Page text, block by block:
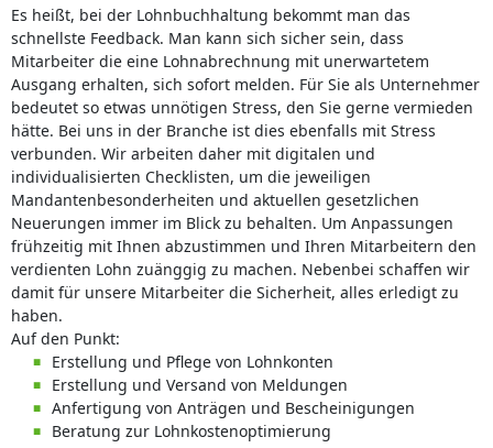
Es heißt, bei der Lohnbuchhaltung bekommt man das
schnellste Feedback. Man kann sich sicher sein, dass
Mitarbeiter die eine Lohnabrechnung mit unerwartetem
Ausgang erhalten, sich sofort melden. Für Sie als Unternehmer
bedeutet so etwas unnötigen Stress, den Sie gerne vermieden
hätte. Bei uns in der Branche ist dies ebenfalls mit Stress
verbunden. Wir arbeiten daher mit digitalen und
individualisierten Checklisten, um die jeweiligen
Mandantenbesonderheiten und aktuellen gesetzlichen
Neuerungen immer im Blick zu behalten. Um Anpassungen
frühzeitig mit Ihnen abzustimmen und Ihren Mitarbeitern den
verdienten Lohn zuänggig zu machen. Nebenbei schaffen wir
damit für unsere Mitarbeiter die Sicherheit, alles erledigt zu
haben.
Auf den Punkt:
Erstellung und Pflege von Lohnkonten
Erstellung und Versand von Meldungen
Anfertigung von Anträgen und Bescheinigungen
Beratung zur Lohnkostenoptimierung